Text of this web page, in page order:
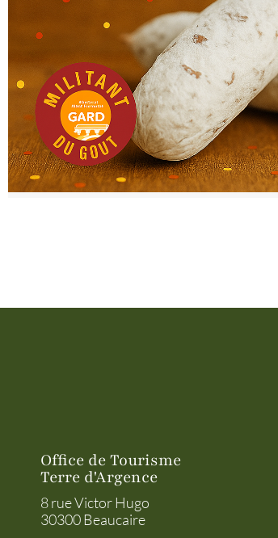
Office de Tourisme
Terre d'Argence
8 rue Victor Hugo
30300 Beaucaire